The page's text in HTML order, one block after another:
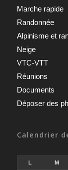
Marche rapide
Randonnée
Alpinisme et
Neige
VTC-VTT
Réunions
Documents
Déposer des
Calendrier
L M